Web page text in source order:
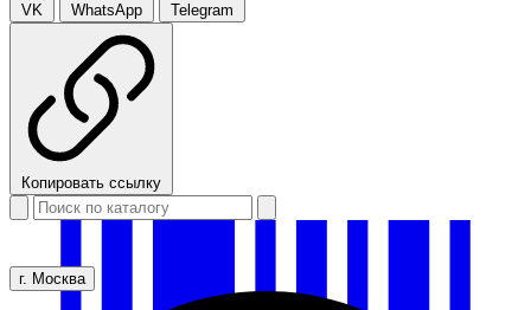
VK WhatsApp Telegram
Копировать ссылку